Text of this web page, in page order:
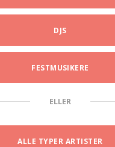
DJS
FESTMUSIKERE
ELLER
ALLE TYPER ARTISTER